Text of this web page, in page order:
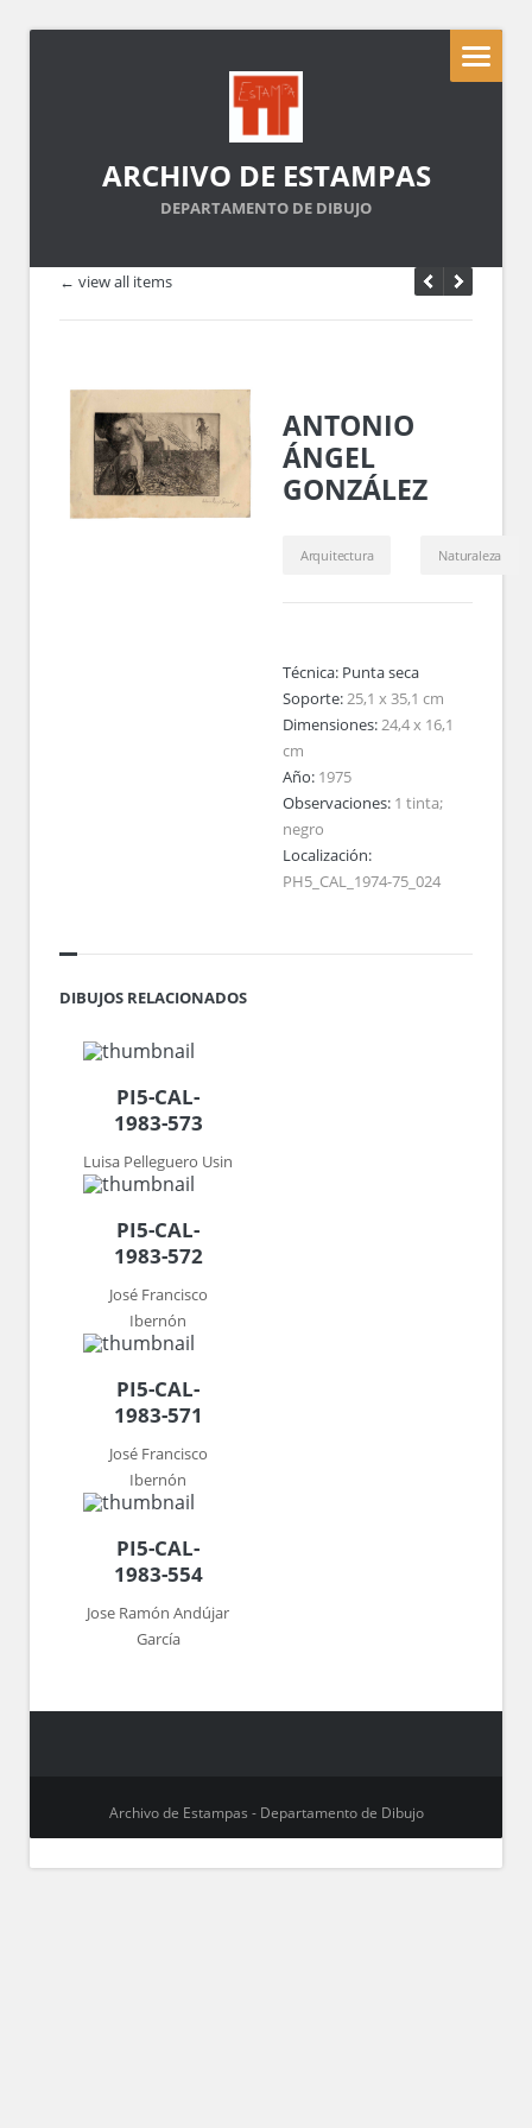
ARCHIVO DE ESTAMPAS
DEPARTAMENTO DE DIBUJO
← view all items
ANTONIO
ÁNGEL
GONZÁLEZ
Arquitectura Naturaleza
Técnica: Punta seca
Soporte:25,1 x 35,1 cm
Dimensiones:24,4 x 16,1
cm
Año: 1975
Observaciones: 1 tinta;
negro
Localización:
PH5_CAL_1974-75_024
DIBUJOS RELACIONADOS
PI5-CAL-
1983-573
Luisa Pelleguero Usin
PI5-CAL-
1983-572
José Francisco
Ibernón
PI5-CAL-
1983-571
José Francisco
Ibernón
PI5-CAL-
1983-554
Jose Ramón Andújar
García
Archivo de Estampas - Departamento de Dibujo